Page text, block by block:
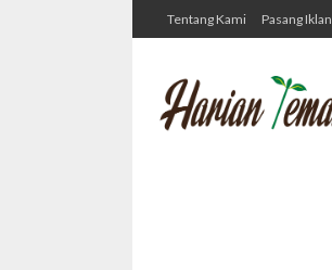
Tentang Kami Pasang Iklan